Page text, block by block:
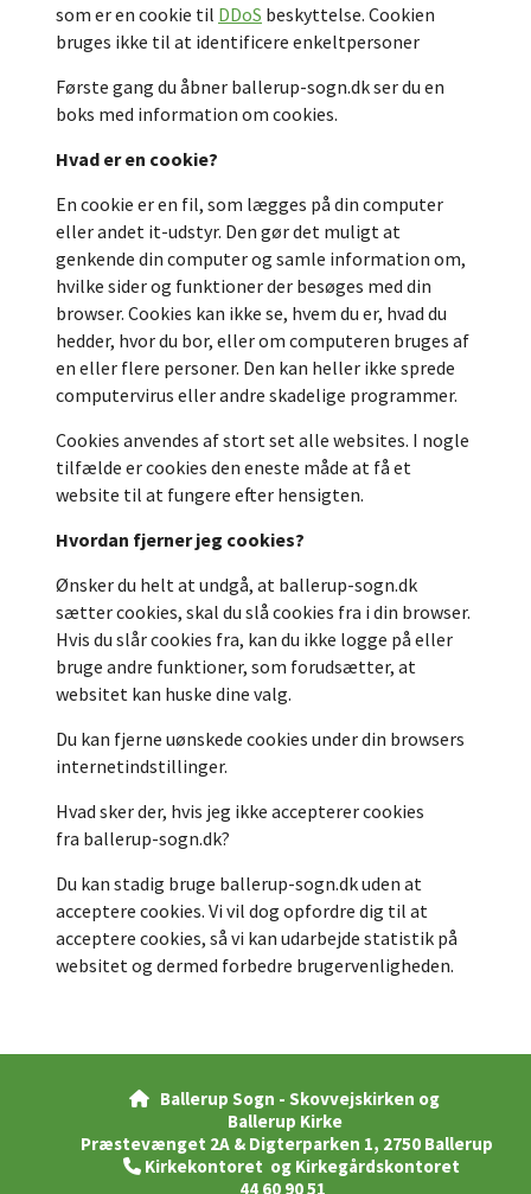
som er en cookie til DDoS beskyttelse. Cookien
bruges ikke til at identificere enkeltpersoner
Første gang du åbner ballerup-sogn.dk ser du en
boks med information om cookies.
Hvad er en cookie?
En cookie er en fil, som lægges på din computer
eller andet it-udstyr. Den gør det muligt at
genkende din computer og samle information om,
hvilke sider og funktioner der besøges med din
browser. Cookies kan ikke se, hvem du er, hvad du
hedder, hvor du bor, eller om computeren bruges af
en eller flere personer. Den kan heller ikke sprede
computervirus eller andre skadelige programmer.
Cookies anvendes af stort set alle websites. I nogle
tilfælde er cookies den eneste måde at få et
website til at fungere efter hensigten.
Hvordan fjerner jeg cookies?
Ønsker du helt at undgå, at ballerup-sogn.dk
sætter cookies, skal du slå cookies fra i din browser.
Hvis du slår cookies fra, kan du ikke logge på eller
bruge andre funktioner, som forudsætter, at
websitet kan huske dine valg.
Du kan fjerne uønskede cookies under din browsers
internetindstillinger.
Hvad sker der, hvis jeg ikke accepterer cookies
fra ballerup-sogn.dk?
Du kan stadig bruge ballerup-sogn.dk uden at
acceptere cookies. Vi vil dog opfordre dig til at
acceptere cookies, så vi kan udarbejde statistik på
websitet og dermed forbedre brugervenligheden.

Ballerup Sogn - Skovvejskirken og
Ballerup Kirke
Præstevænget 2A & Digterparken 1, 2750 Ballerup
 Kirkekontoret og Kirkegårdskontoret
44 60 90 51